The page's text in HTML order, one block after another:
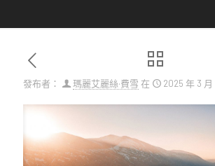
發布者： 瑪麗艾麗絲·費雪 在 2025 年 3 月